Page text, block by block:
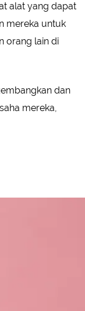
alat yang dapat
mereka untuk
orang lain di
dan
mereka,